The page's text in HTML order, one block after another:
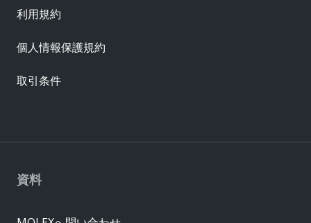
資料
利用規約
個人情報保護規約
取引条件